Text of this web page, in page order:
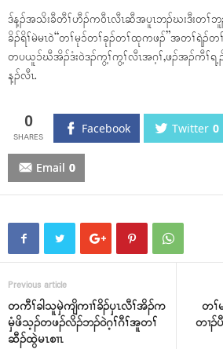
ဒ်န့ၣ်အသိးခီတီၢ်ဟီၣ်ကဝီၤလီၤဆီအပူၤဘၣ်ဃးဒီးတၢ်
ခိၣ်ရိၢ်မဲမၤဝဲ“တၢ်မုၥ်တၢ်ခုၣ်တၢ်ထုကဖၣ်”အတၢ်ရဲၣ်တ
တပယူၥ်ဃီအိၣ်ဒံးဝဲဒၣ်ကွ့ၢ်ကွ့ၢ်လီၤအဂ့ၢ်,ဖၣ်အၣ်ကီၢ်ရ့ၣ်
န့ၣ်လီၤ.
0 Facebook Twitter 0
Email 0
Previous article
တကီၢ်ခါသူမှဲကျိကၢၢ်ခိၣ်ပှၤလီၢ်အိၣ်က
မှံဖိသ့ၣ်တဖၣ်လိၣ်ဘၣ်ဝဲဂ့ၢ်ဂီၢ်အူတၢ်
ဆီၣ်ထွဲမၤစၢၤ
တၢ်
တၢၣ်